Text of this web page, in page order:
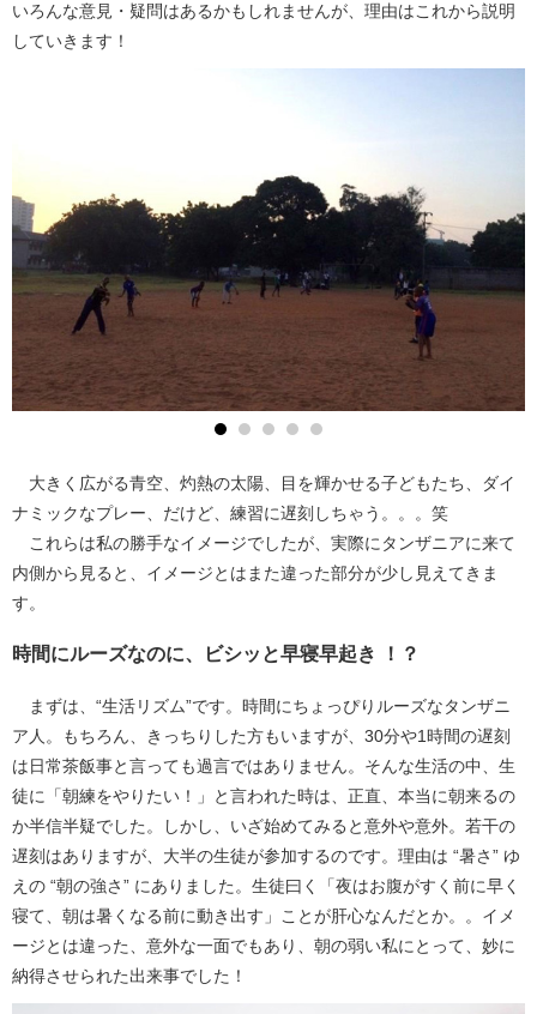
いろんな意見・疑問はあるかもしれませんが、理由はこれから説明
していきます！
大きく広がる青空、灼熱の太陽、目を輝かせる子どもたち、ダイ
ナミックなプレー、だけど、練習に遅刻しちゃう。。。笑
これらは私の勝手なイメージでしたが、実際にタンザニアに来て
内側から見ると、イメージとはまた違った部分が少し見えてきま
す。
時間にルーズなのに、ビシッと早寝早起き ！？
まずは、“生活リズム”です。時間にちょっぴりルーズなタンザニ
ア人。もちろん、きっちりした方もいますが、30分や1時間の遅刻
は日常茶飯事と言っても過言ではありません。そんな生活の中、生
徒に「朝練をやりたい！」と言われた時は、正直、本当に朝来るの
か半信半疑でした。しかし、いざ始めてみると意外や意外。若干の
遅刻はありますが、大半の生徒が参加するのです。理由は “暑さ” ゆ
えの “朝の強さ” にありました。生徒曰く「夜はお腹がすく前に早く
寝て、朝は暑くなる前に動き出す」ことが肝心なんだとか。。イメ
ージとは違った、意外な一面でもあり、朝の弱い私にとって、妙に
納得させられた出来事でした！